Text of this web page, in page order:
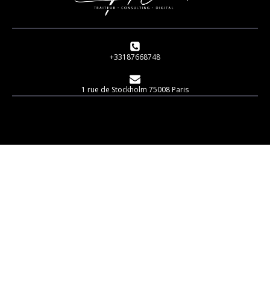
+33187668748
1 rue de Stockholm 75008 Paris